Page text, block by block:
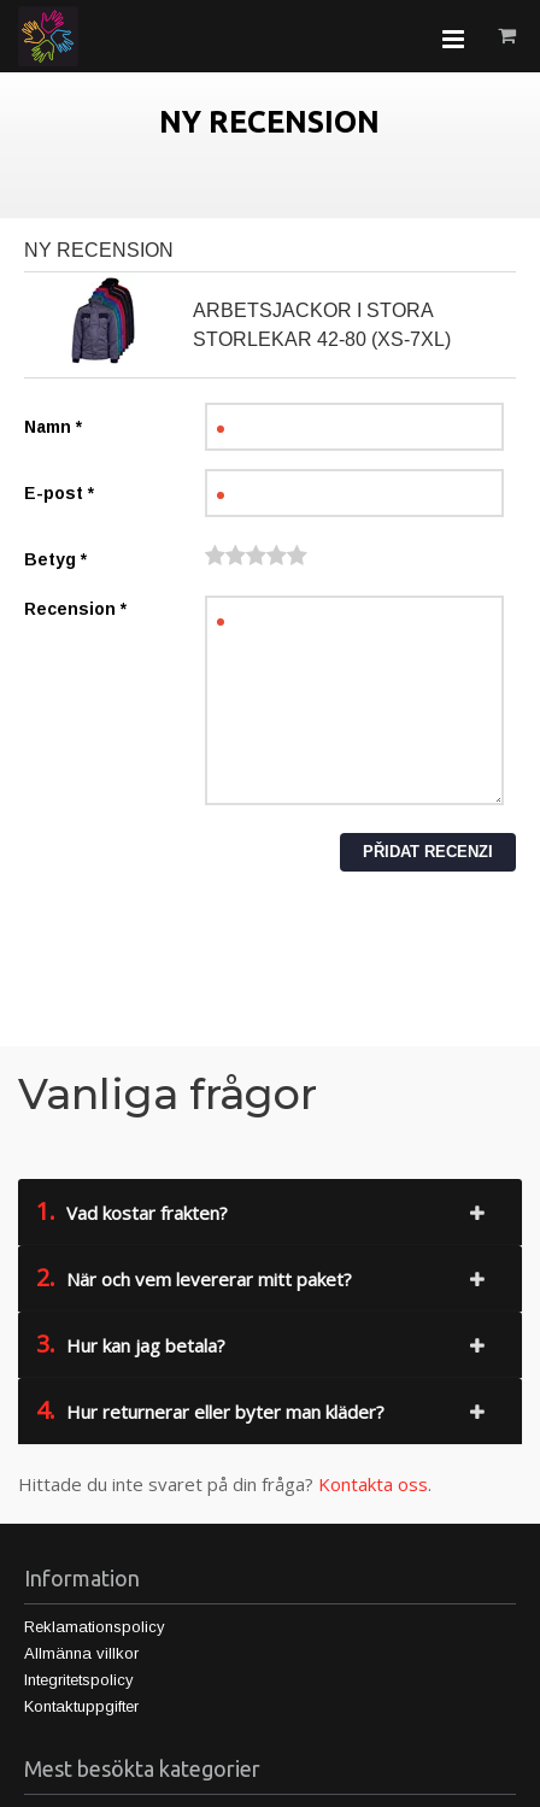
NY RECENSION
NY RECENSION
ARBETSJACKOR I STORA
STORLEKAR 42-80 (XS-7XL)
Namn *
E-post *
Betyg *
Recension *
Vanliga frågor
1. Vad kostar frakten?
2. När och vem levererar mitt paket?
3. Hur kan jag betala?
4. Hur returnerar eller byter man kläder?
Hittade du inte svaret på din fråga? Kontakta oss.
Information
Reklamationspolicy
Allmänna villkor
Integritetspolicy
Kontaktuppgifter
Mest besökta kategorier